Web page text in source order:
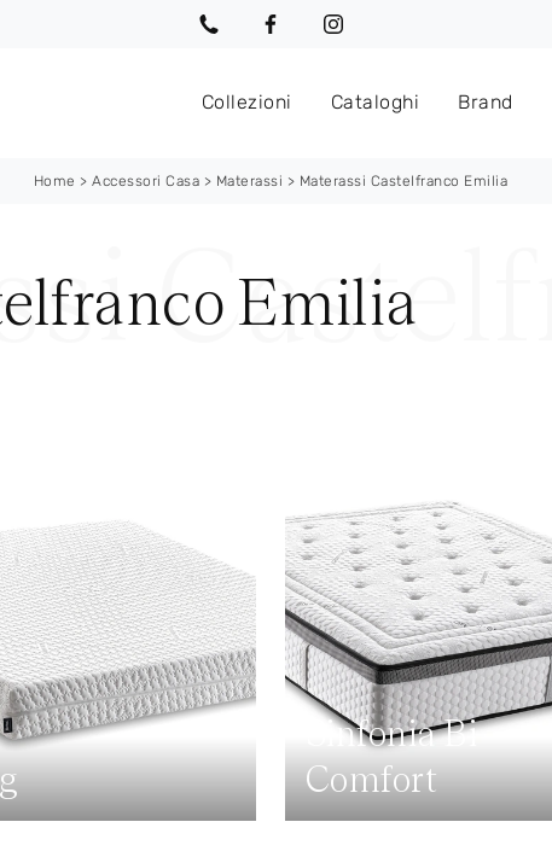
Collezioni Cataloghi Brand
Home >Accessori Casa > Materassi > Materassi Castelfranco Emilia
Emilia
Sinfonia Bi
Comfort